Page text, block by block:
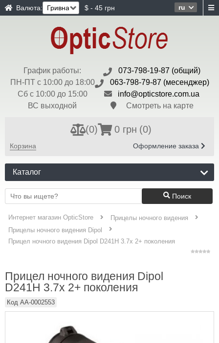
ru
Валюта: $ - 45 грн
График работы:
ПН-ПТ с 10:00 до 18:00
Сб с 10:00 до 15:00
ВС выходной
073-798-19-87 (общий)
063-798-79-87 (месенджер)
info@opticstore.com.ua
Смотреть на карте
(0) 0 грн (0)
Корзина Оформление заказа
Каталог
Поиск
Интернет магазин OpticStore
Прицелы ночного видения
Прицелы ночного видения Dipol
Прицел ночного видения Dipol D241H 3.7x 2+ поколения
Прицел ночного видения Dipol
D241H 3.7x 2+ поколения
Код AA-0002553